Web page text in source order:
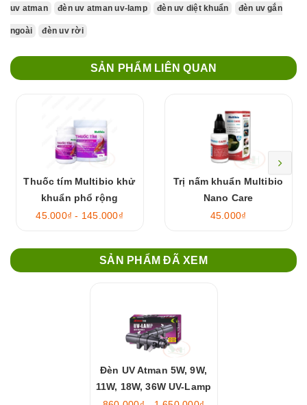
uv atman đèn uv atman uv-lamp đèn uv diệt khuẩn đèn uv gắn
ngoài đèn uv rời
SẢN PHẨM LIÊN QUAN
Thuốc tím Multibio khử
khuẩn phổ rộng
45.000₫ - 145.000₫
Trị nấm khuẩn Multibio
Nano Care
45.000₫
SẢN PHẨM ĐÃ XEM
Đèn UV Atman 5W, 9W,
11W, 18W, 36W UV-Lamp